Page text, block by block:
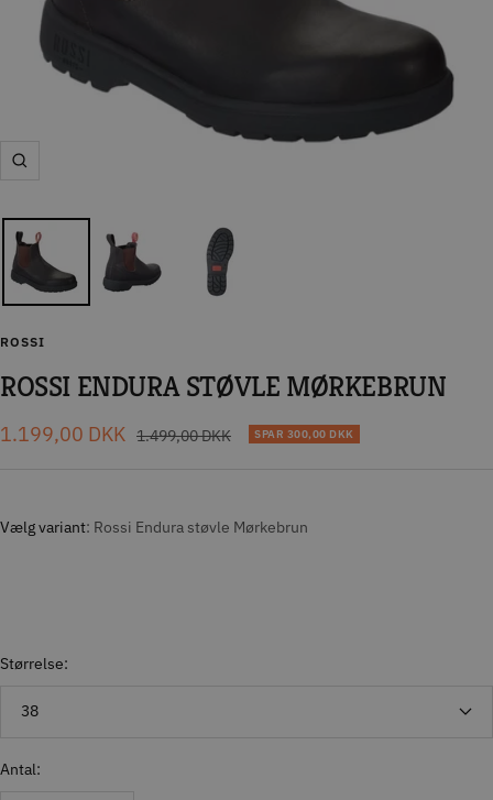
Zoom
ROSSI
ROSSI ENDURA STØVLE MØRKEBRUN
Tilbudspris
1.199,00 DKK Normal
1.499,00 DKK SPAR 300,00 DKK
Vælg variant Rossi Endura støvle Mørkebrun
Størrelse:
38
Antal: